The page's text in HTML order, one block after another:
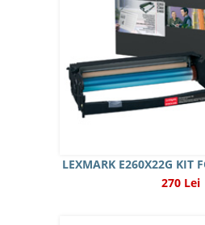
LEXMARK E260X22G KIT
270 Lei